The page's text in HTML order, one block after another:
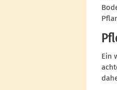
Ein